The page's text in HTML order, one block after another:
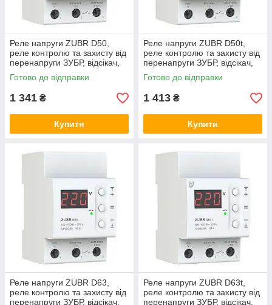
Реле напруги ZUBR D50,
реле контролю та захисту від
перенапруги ЗУБР, відсікач,
бар'єр
Готово до відправки
1 341 ₴
Купити
Реле напруги ZUBR D50t,
реле контролю та захисту від
перенапруги ЗУБР, відсікач,
бар'єр
Готово до відправки
1 413 ₴
Купити
Реле напруги ZUBR D63,
реле контролю та захисту від
перенапруги ЗУБР, відсікач,
Реле напруги ZUBR D63t,
реле контролю та захисту від
перенапруги ЗУБР, відсікач,